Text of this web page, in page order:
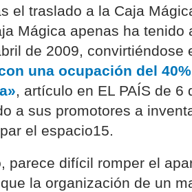
el traslado a la Caja
Mágica apenas ha tenido
de 2009, convirtiéndose
una ocupación del 40%
, artículo en EL PAÍS de
a sus promotores a
el espacio15.
parece difícil romper el
la organización de un